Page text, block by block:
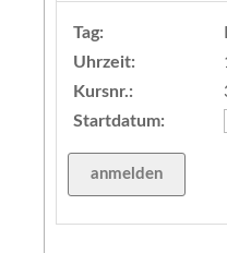
Tag:
Uhrzeit:
Kursnr.:
Startdatum: